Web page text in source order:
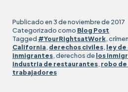
Publicado en3 de noviembre de 2017
Categorizado como Blog Post
Tagged #YourRightsatWork,
California, derechos civiles, ley
inmigrantes, derechos delos
industria de restaurantes, robo
trabajadores